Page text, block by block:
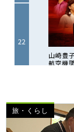
旅・くらし